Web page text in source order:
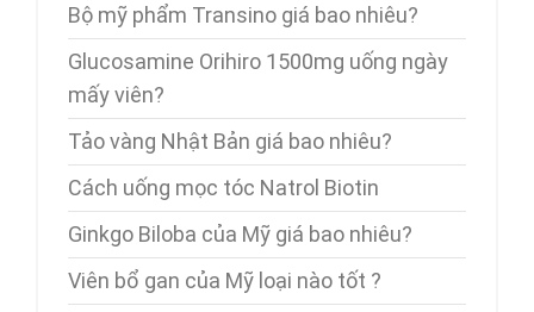
Bộ mỹ phẩm Transino giá bao nhiêu?
Glucosamine Orihiro 1500mg uống ngày
mấy viên?
Tảo vàng Nhật Bản giá bao nhiêu?
Cách uống mọc tóc Natrol Biotin
Ginkgo Biloba của Mỹ giá bao nhiêu?
Viên bổ gan của Mỹ loại nào tốt ?